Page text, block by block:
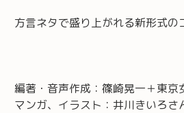
方言ネタで盛り上がれる新形式の
編著・音声作成：篠崎晃一＋東京
マンガ、イラスト：井川きいろさ